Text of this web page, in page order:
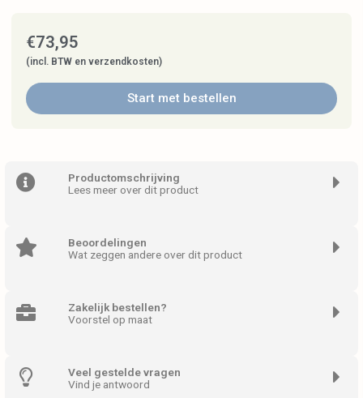
€73,95
(incl. BTW en verzendkosten)
Start met bestellen
Productomschrijving
Lees meer over dit product
Beoordelingen
Wat zeggen andere over dit product
Zakelijk bestellen?
Voorstel op maat
Veel gestelde vragen
Vind je antwoord